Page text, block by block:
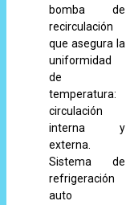
bomba de
recirculación
que asegura la
uniformidad
de
temperatura:
circulación
interna y
externa.
Sistema de
refrigeración
auto